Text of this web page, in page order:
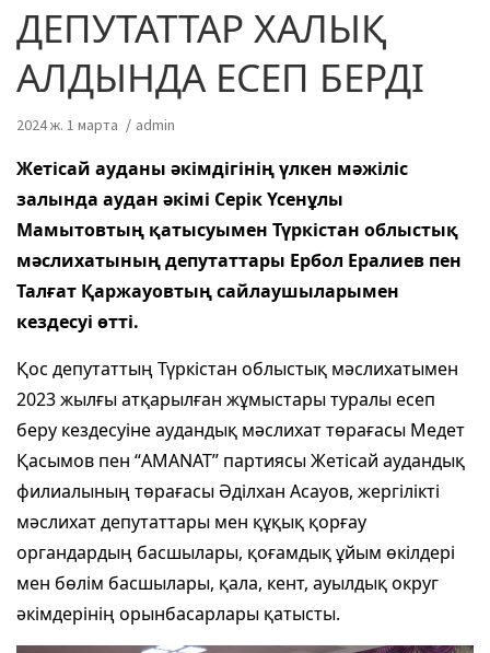
ДЕПУТАТТАР ХАЛЫҚ
АЛДЫНДА ЕСЕП БЕРДІ
2024 ж. 1 марта admin
Жетісай ауданы әкімдігінің үлкен мәжіліс
залында аудан әкімі Серік Үсенұлы
Мамытовтың қатысуымен Түркістан облыстық
мәслихатының депутаттары Ербол Ералиев пен
Талғат Қаржауовтың сайлаушыларымен
кездесуі өтті.
Қос депутаттың Түркістан облыстық мәслихатымен
2023 жылғы атқарылған жұмыстары туралы есеп
беру кездесуіне аудандық мәслихат төрағасы Медет
Қасымов пен “AMANAT” партиясы Жетісай аудандық
филиалының төрағасы Әділхан Асауов, жергілікті
мәслихат депутаттары мен құқық қорғау
органдардың басшылары, қоғамдық ұйым өкілдері
мен бөлім басшылары, қала, кент, ауылдық округ
әкімдерінің орынбасарлары қатысты.